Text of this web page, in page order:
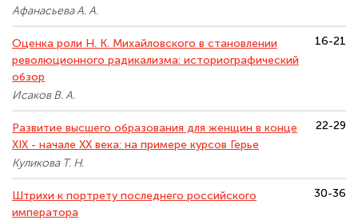
Афанасьева А. А.
Оценка роли Н. К. Михайловского в становлении
революционного радикализма: историографический
обзор
Исаков В. А.
16-21
Развитие высшего образования для женщин в конце
XIX - начале XX века: на примере курсов Герье
Куликова Т. Н.
22-29
Штрихи к портрету последнего российского
императора
30-36